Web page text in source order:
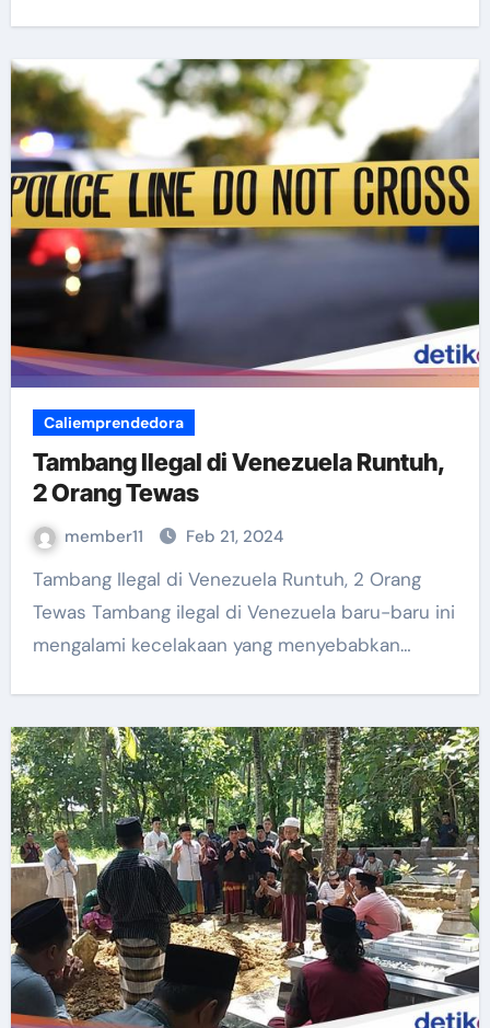
Caliemprendedora
Tambang Ilegal di Venezuela Runtuh,
2 Orang Tewas
member11 Feb 21, 2024
Tambang Ilegal di Venezuela Runtuh, 2 Orang
Tewas Tambang ilegal di Venezuela baru-baru ini
mengalami kecelakaan yang menyebabkan…